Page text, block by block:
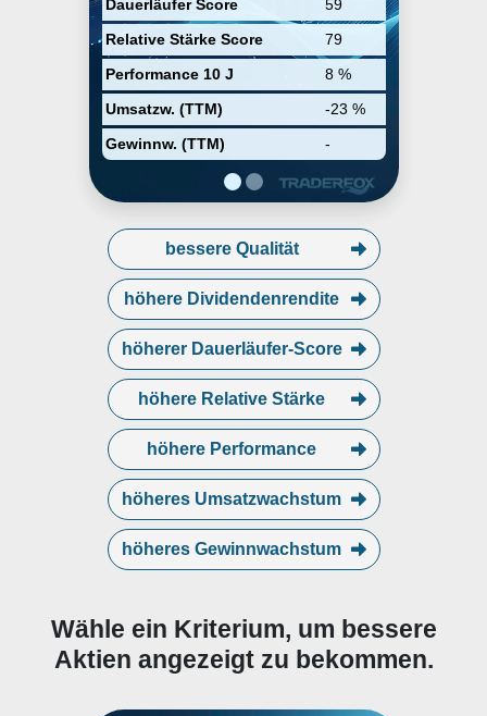
Dauerläufer Score
59
Relative Stärke Score
79
Performance 10 J
8 %
Umsatzw. (TTM)
-23 %
Gewinnw. (TTM)
-
Nutzfahrzeugen und
Arbeitsmaschinen.
bessere Qualität
höhere Dividendenrendite
höherer Dauerläufer-Score
höhere Relative Stärke
höhere Performance
höheres Umsatzwachstum
höheres Gewinnwachstum
Wähle ein Kriterium, um bessere
Aktien angezeigt zu bekommen.